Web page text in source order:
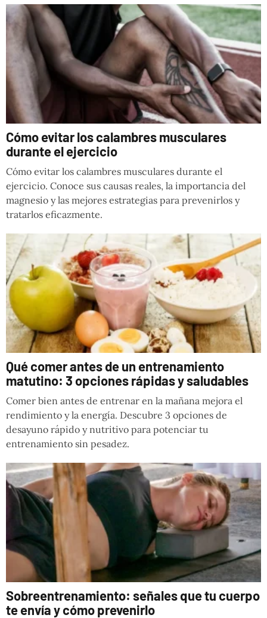
Cómo evitar los calambres musculares
durante el ejercicio
Cómo evitar los calambres musculares durante el
ejercicio. Conoce sus causas reales, la importancia del
magnesio y las mejores estrategias para prevenirlos y
tratarlos eficazmente.
Qué comer antes de un entrenamiento
matutino: 3 opciones rápidas y saludables
Comer bien antes de entrenar en la mañana mejora el
rendimiento y la energía. Descubre 3 opciones de
desayuno rápido y nutritivo para potenciar tu
entrenamiento sin pesadez.
Sobreentrenamiento: señales que tu cuerpo
te envía y cómo prevenirlo